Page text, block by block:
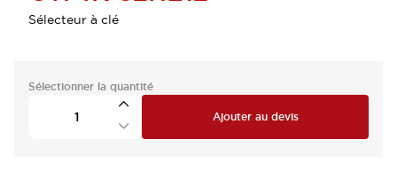
Sélecteur à clé
Sélectionner la quantité
Ajouter au devis